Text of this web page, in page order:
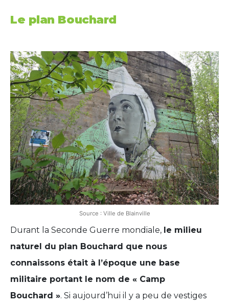
Le plan Bouchard
Source : Ville de Blainville
Durant la Seconde Guerre mondiale, le milieu
naturel du plan Bouchard que nous
connaissons était à l’époque une base
militaire portant le nom de « Camp
Bouchard ». Si aujourd’hui il y a peu de vestiges